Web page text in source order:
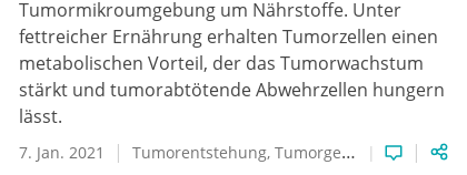
Tumormikroumgebung um Nährstoffe. Unter
fettreicher Ernährung erhalten Tumorzellen einen
metabolischen Vorteil, der das Tumorwachstum
stärkt und tumorabtötende Abwehrzellen hungern
lässt.
7. Jan. 2021 Tumorentstehung Tumorgenese Tumorzelle